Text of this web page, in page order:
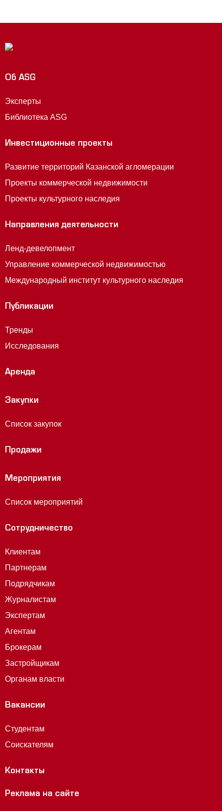
Об ASG
Эксперты
Библиотека ASG
Инвестиционные проекты
Развитие территорий Казанской агломерации
Проекты коммерческой недвижимости
Проекты культурного наследия
Направления деятельности
Ленд-девелопмент
Управление коммерческой недвижимостью
Международный институт культурного наследия
Публикации
Тренды
Исследования
Аренда
Закупки
Список закупок
Продажи
Мероприятия
Список мероприятий
Сотрудничество
Клиентам
Партнерам
Подрядчикам
Журналистам
Экспертам
Агентам
Брокерам
Застройщикам
Органам власти
Вакансии
Студентам
Соискателям
Контакты
Реклама на сайте